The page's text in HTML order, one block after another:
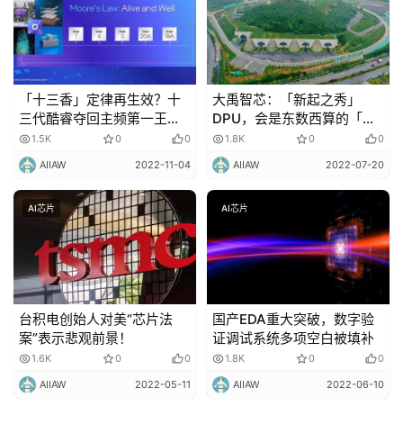
「十三香」定律再生效？十
三代酷睿夺回主频第一王
座，Arc新显卡叫板英伟达
3060
1.5K 0 0
AIIAW 2022-11-04
大禹智芯：「新起之秀」
DPU，会是东数西算的「成
功密码」吗？
1.8K 0 0
AIIAW 2022-07-20
AI芯片
台积电创始人对美“芯片法
案”表示悲观前景！
1.6K 0 0
AIIAW 2022-05-11
AI芯片
国产EDA重大突破，数字验
证调试系统多项空白被填补
1.8K 0 0
AIIAW 2022-06-10